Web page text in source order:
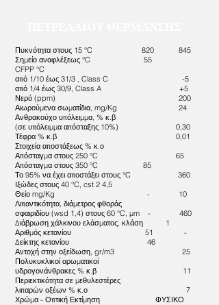
Πυκνότητα στους 15 °C 820 845
Σημείο αναφλέξεως °C 55
CFPP °C
από 1/10 έως 31/3 , Class C -5
από 1/4 έως 30/9, Class A +5
Νερό (ppm) 200
Αιωρούμενα σωματίδια, mg/Kg 24
Ανθρακούχο υπόλειμμα, % κ.β
(σε υπόλειμμα απόσταξης 10%) 0,30
Τέφρα % κ.β 0,01
Στοιχεία αποστάξεως % κ.ο
Απόσταγμα στους 250 °C 65
Απόσταγμα στους 350 °C 85
Το 95% να έχει αποστάξει στους °C 360
Ιξώδες στους 40 °C, cst 2 4,5
Θείο mg/Kg - 10
Λιπαντικότητα, διάμετρος φθοράς
σφαιριδίου (wsd 1,4) στους 60 °C, μm - 460
Διάβρωση χάλκινου ελάσματος, κλάση 1
Αριθμός κετανίου 51 -
Δείκτης κετανίου 46
Αντοχή στην οξείδωση, gr/m3 25
Πολυκυκλικοί αρωματικοί
υδρογονάνθρακες % κ.β 11
Περιεκτικότητα σε μεθυλεστέρες
λιπαρών οξέων % κ.ο 7
Χρώμα - Οπτική Εκτίμηση ΦΥΣΙΚΟ